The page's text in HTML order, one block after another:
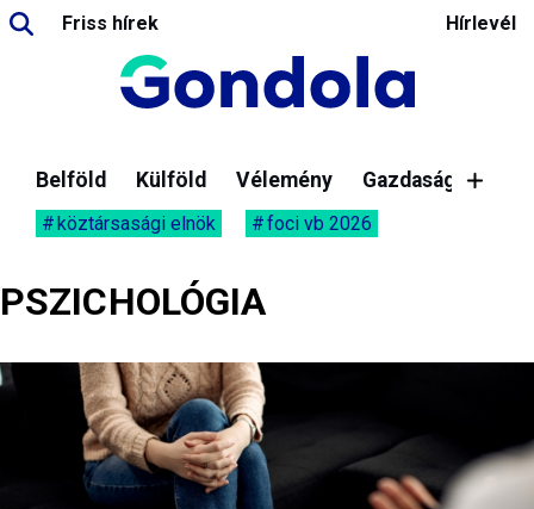
Friss hírek Hírlevél
Belföld Külföld Vélemény Gazdaság
köztársasági elnök foci vb 2026
PSZICHOLÓGIA